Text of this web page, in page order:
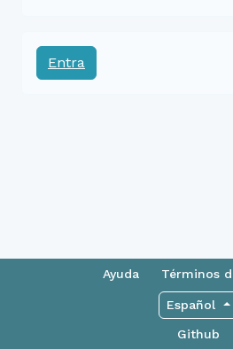
Entra
Ayuda Términos
Español
Github